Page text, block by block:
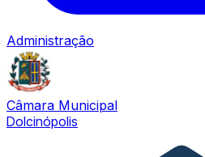
Administração
Câmara Municipal
Dolcinópolis